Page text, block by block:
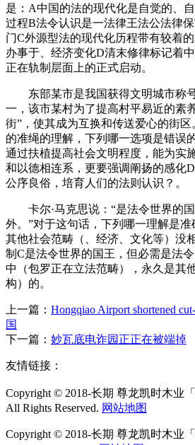
是：A中国的法的现代化是自觉的、
过程B法令认识是一法律王法公法律
门C外源型法的现代化历程带有较着
办事于、经济变化D清末修律标记着
正在轨制层面上的正式启动。
东部某市是我国获得文明城市称
一，该市某村为了提高村平易近的素
街”，使其成为互换和传送爱心的街
的准绳的理解，下列哪一选项是错误
通过扶植提高社会文明程度，能为实
和以德相连系，更要强调阐扬的感化
公序良俗，培育人们的法则认识？。
卡尔·马克思说：“是法令世界的国
外。”对于这句话，下列哪一理解是
其他社会范畴（、经济、文化等）没
制C是法令世界的国王，但必需是法
中（包罗正在立法范畴），永久是其
构）的。
上一篇： Hongqiao Airport shortened
国
下一篇： 妙瓦底电诈园正正在被端掉
友情链接：
Copyright © 2018-长期 尊龙凯时木业
All Rights Reserved. 网站地图
Copyright © 2018-长期 尊龙凯时木业